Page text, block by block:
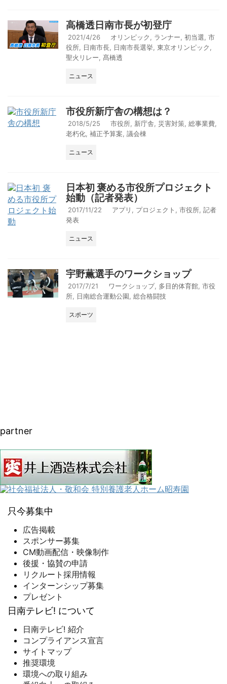
高橋透日南市長が初登庁
2021/4/26 オリンピック, ランナー, 初当選, 市
役所, 日南市長, 日南市長選挙, 東京オリンピック,
聖火リレー, 髙橋透
ニュース
市役所新庁舎の構想は？
2018/5/25 市役所, 新庁舎, 災害対策, 総事業費,
老朽化, 補正予算案, 議会棟
ニュース
日本初 褒める市役所プロジェクト
始動（記者発表）
2017/11/22 アプリ , プロジェクト , 市役所, 記者
発表
ニュース
宇野薫選手のワークショップ
2017/7/21 ワークショップ, 多目的体育館, 市役
所, 日南総合運動公園, 総合格闘技
スポーツ
partner
只今募集中
広告掲載
スポンサー募集
CM動画配信・映像制作
後援・協賛の申請
リクルート採用情報
インターンシップ募集
プレゼント
日南テレビ! について
日南テレビ! 紹介
コンプライアンス宣言
サイトマップ
推奨環境
環境への取り組み